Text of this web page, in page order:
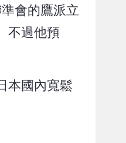
會的鷹派立
不過他預
本國內寬鬆